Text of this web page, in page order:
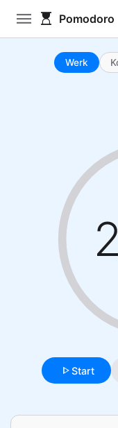
menu hourglass_top Pomodoro
Werk
play_arrowStart